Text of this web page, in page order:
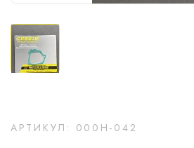
АРТИКУЛ: 000H-042